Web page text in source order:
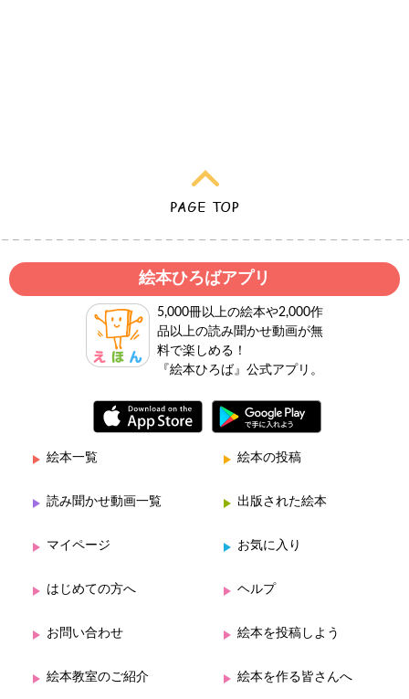
絵本ひろばアプリ
5,000冊以上の絵本や2,000作
品以上の読み聞かせ動画が無
料で楽しめる！
『絵本ひろば』公式アプリ。
絵本一覧 絵本の投稿
読み聞かせ動画一覧 出版された絵本
マイページ お気に入り
はじめての方へ ヘルプ
お問い合わせ 絵本を投稿しよう
絵本教室のご紹介 絵本を作る皆さんへ